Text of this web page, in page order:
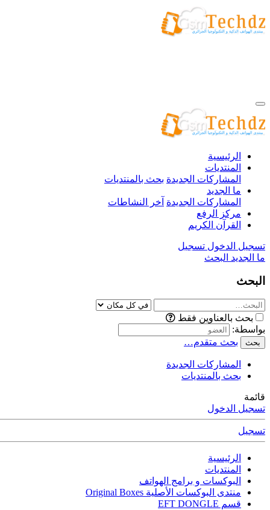
الرئيسية
المنتديات
المشاركات الجديدة بحث بالمنتديات
ما الجديد
المشاركات الجديدة آخر النشاطات
مركز الرفع
القرآن الكريم
تسجيل الدخول تسجيل
ما الجديد البحث
البحث
بحث بالعناوين فقط
بواسطة:
بحث بحث متقدم…
المشاركات الجديدة
بحث بالمنتديات
قائمة
تسجيل الدخول
تسجيل
الرئيسية
المنتديات
البوكسات و برامج الهواتف
منتدى البوكسات الأصلية Original Boxes
قسم EFT DONGLE